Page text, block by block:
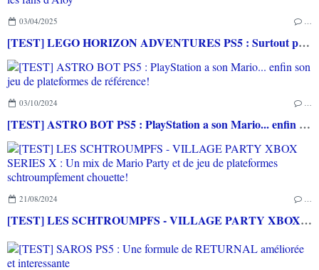
03/04/2025
[TEST] LEGO HORIZON ADVENTURES PS5 : Surtout pour les fans d'Aloy
03/10/2024
[TEST] ASTRO BOT PS5 : PlayStation a son Mario... enfin son jeu de plateformes de référence!
21/08/2024
[TEST] LES SCHTROUMPFS - VILLAGE PARTY XBOX SERIES X : Un mix de Mario Party et de jeu de plateformes schtroumpfement chouette!